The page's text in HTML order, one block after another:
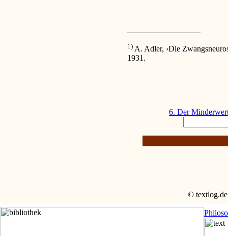
1) A. Adler, ›Die
1931.
6. Der
© textlog.de